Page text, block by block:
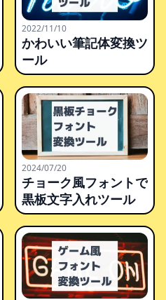
2022/11/10
かわいい筆記体変換ツ
ール
2024/07/20
チョーク風フォントで
黒板文字入れツール